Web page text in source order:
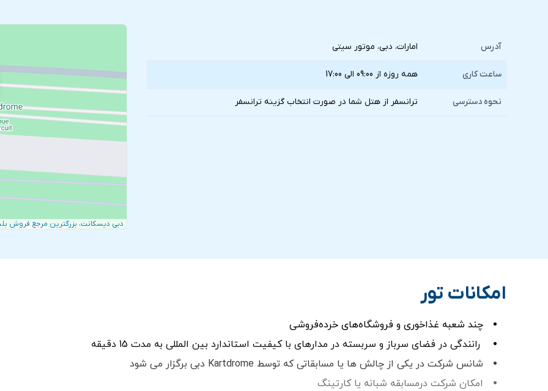
آدرس امارات، دبی، موتور سیتی
ساعت کاری همه روزه از 09:00 الی 17:00
نحوه دسترسی ترانسفر از هتل شما در صورت انتخاب گزينه ترانسفر
دبی دیسکانت، بزرگترین مرجع فروش
امکانات تور
چند شعبه‌ غذاخوری و فروشگاه‌های خرده‌فروشی
رانندگی در فضای سرباز و سربسته در مدارهای با کیفیت استاندارد بین المللی به مدت 15 دقیقه
شانس شرکت در یکی از چالش ها یا مسابقاتی که توسط Kartdrome دبی برگزار می شود
امکان شرکت درمسابقه شبانه یا کارتینگ